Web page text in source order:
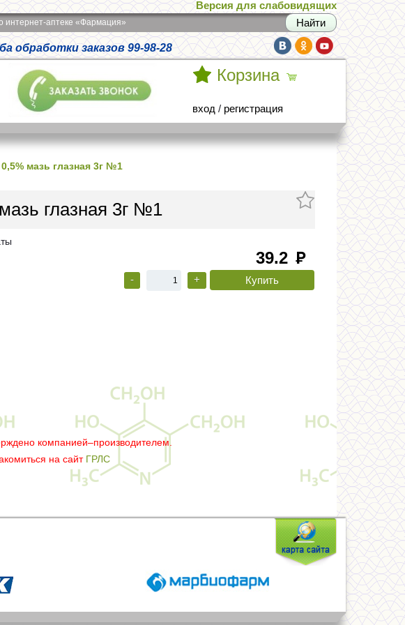
Версия для слабовидящих
интернет-аптеке «Фармация»
обработки заказов 99-98-28
Корзина
вход / регистрация
мазь глазная 3г №1
глазная 3г №1
39.2 руб
- +
компанией–производителем.
на сайт ГРЛС